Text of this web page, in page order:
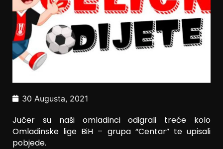
30 Augusta, 2021
Jučer su naši omladinci odigrali treće kolo
Omladinske lige BiH – grupa “Centar” te upisali
pobjede.